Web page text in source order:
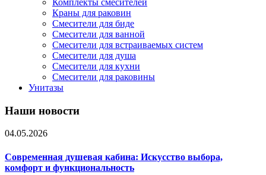
Комплекты смесителей
Краны для раковин
Смесители для биде
Смесители для ванной
Смесители для встраиваемых систем
Смесители для душа
Смесители для кухни
Смесители для раковины
Унитазы
Наши новости
04.05.2026
Современная душевая кабина: Искусство выбора,
комфорт и функциональность